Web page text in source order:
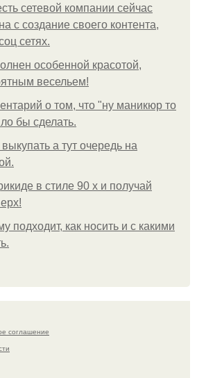
сетевой компании сейчас
с создание своего контента,
сетях.
особенной красотой,
весельем!
о том, что "ну маникюр то
бы сделать.
а тут очередь на
в стиле 90 х и получай
подходит, как носить и с какими
соглашение